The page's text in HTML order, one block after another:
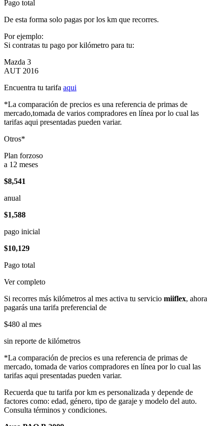
Pago total
De esta forma solo pagas por los km que recorres.
Por ejemplo:
Si contratas tu pago por kilómetro para tu:
Mazda 3
AUT 2016
Encuentra tu tarifa aqui
*La comparación de precios es una referencia de primas de
mercado,tomada de varios compradores en línea por lo cual las
tarifas aqui presentadas pueden variar.
Otros*
Plan forzoso
a 12 meses
$8,541
anual
$1,588
pago inicial
$10,129
Pago total
Ver completo
Si recorres más kilómetros al mes activa tu servicio miiflex, ahora
pagarás una tarifa preferencial de
$480 al mes
sin reporte de kilómetros
*La comparación de precios es una referencia de primas de
mercado, tomada de varios compradores en línea por lo cual las
tarifas aqui presentadas pueden variar.
Recuerda que tu tarifa por km es personalizada y depende de
factores como: edad, género, tipo de garaje y modelo del auto.
Consulta términos y condiciones.